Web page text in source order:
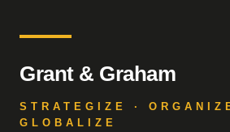
Grant & Graham
STRATEGIZE ·
GLOBALIZE